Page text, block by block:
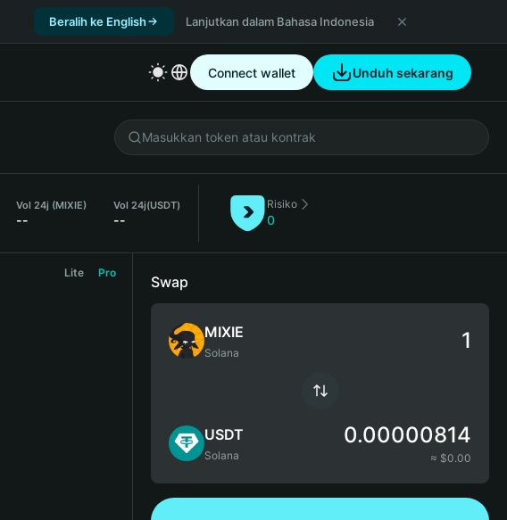
Beralih ke English Lanjutkan dalam Bahasa Indonesia
Connect wallet Unduh sekarang
Vol 24j (MIXIE)
--
Vol 24j(USDT)
--
Risiko
0
Lite Pro
Swap
MIXIE
Solana
USDT
Solana
0.00000814
≈ $0.00